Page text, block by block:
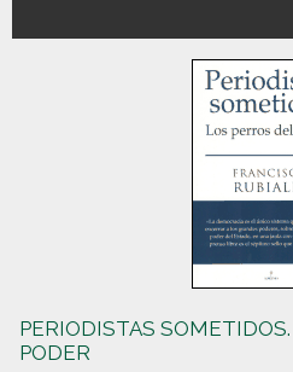
PERIODISTAS
PODER